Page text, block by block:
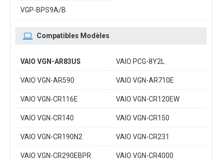
VGP-BPS9A/B
Compatibles Modèles
VAIO VGN-AR83US VAIO PCG-8Y2L
VAIO VGN-AR590 VAIO VGN-AR710E
VAIO VGN-CR116E VAIO VGN-CR120EW
VAIO VGN-CR140 VAIO VGN-CR150
VAIO VGN-CR190N2 VAIO VGN-CR231
VAIO VGN-CR290EBPR VAIO VGN-CR4000